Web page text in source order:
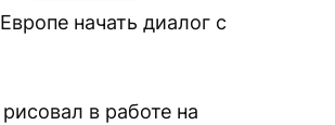
начать диалог с
в работе на